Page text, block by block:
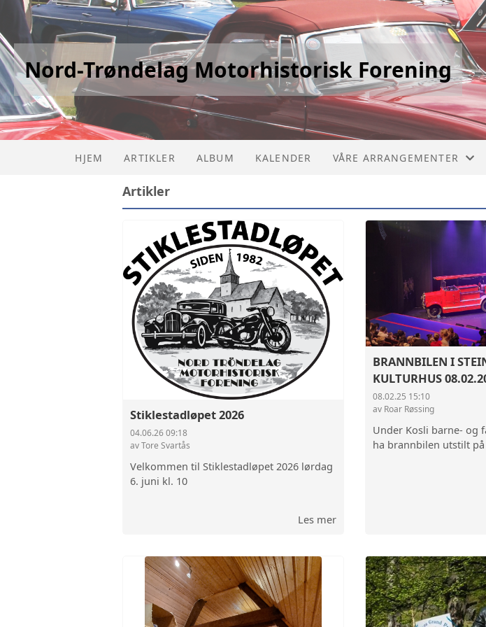
Nord-Trøndelag Motorhistorisk Forening
HJEM ARTIKLER ALBUM KALENDER VÅRE ARRANGEMENTER
VERDALSRACE
Artikler
Stiklestadløpet 2026
04.06.26 09:18
av Tore Svartås
Velkommen til Stiklestadløpet 2026 lørdag
6. juni kl. 10
Les mer
BRANNBILEN I
KULTURHUS
08.02.25 15:10
av Roar Røssing
Under Kosli barne- og
ha brannbilen utstilt på